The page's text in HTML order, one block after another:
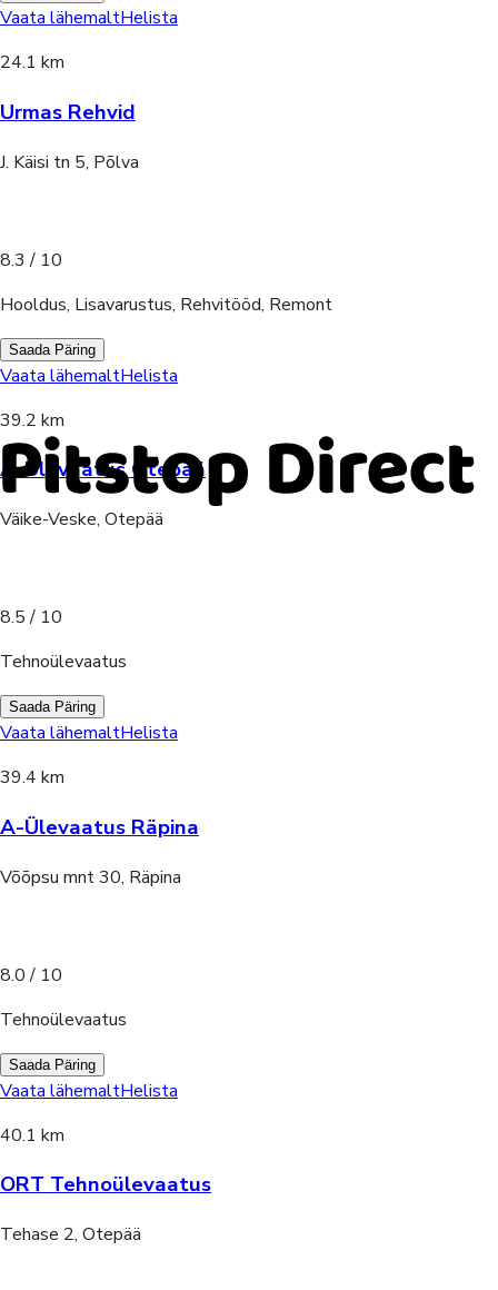
Vaata lähemaltHelista
24.1 km
Urmas Rehvid
J. Käisi tn 5, Põlva
8.3 / 10
Hooldus, Lisavarustus, Rehvitööd, Remont
Saada Päring
Vaata lähemaltHelista
39.2 km
A-Ülevaatus Otepää
Väike-Veske, Otepää
8.5 / 10
Tehnoülevaatus
Saada Päring
Vaata lähemaltHelista
39.4 km
A-Ülevaatus Räpina
Võõpsu mnt 30, Räpina
8.0 / 10
Tehnoülevaatus
Saada Päring
Vaata lähemaltHelista
40.1 km
ORT Tehnoülevaatus
Tehase 2, Otepää